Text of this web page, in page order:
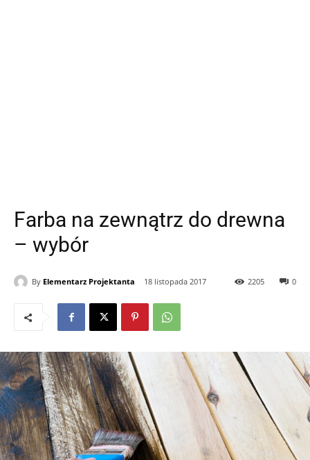
Farba na zewnątrz do drewna
– wybór
By Elementarz Projektanta 18 listopada 2017 0
2205